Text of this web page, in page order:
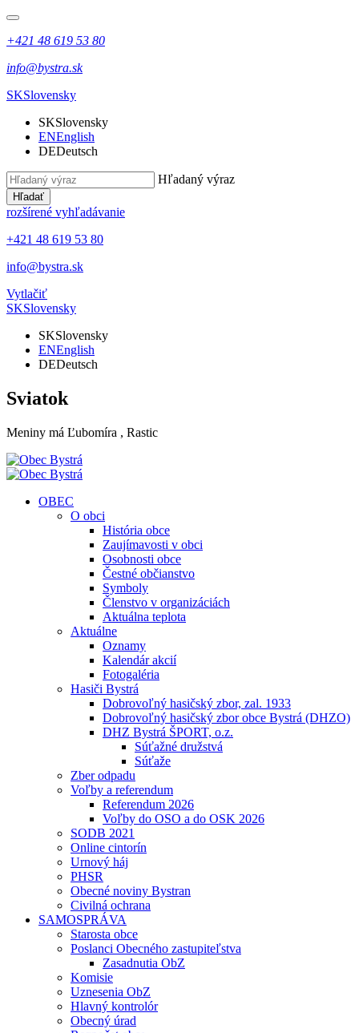
+421 48 619 53 80
info@bystra.sk
SKSlovensky
SKSlovensky
ENEnglish
DEDeutsch
Hľadaný výraz
Hľadať
rozšírené vyhľadávanie
+421 48 619 53 80
info@bystra.sk
Vytlačiť
SKSlovensky
SKSlovensky
ENEnglish
DEDeutsch
Sviatok
Meniny má Ľubomíra , Rastic
OBEC
O obci
História obce
Zaujímavosti v obci
Osobnosti obce
Čestné občianstvo
Symboly
Členstvo v organizáciách
Aktuálna teplota
Aktuálne
Oznamy
Kalendár akcií
Fotogaléria
Hasiči Bystrá
Dobrovoľný hasičský zbor, zal. 1933
Dobrovoľný hasičský zbor obce Bystrá (DHZO)
DHZ Bystrá ŠPORT, o.z.
Súťažné družstvá
Súťaže
Zber odpadu
Voľby a referendum
Referendum 2026
Voľby do OSO a do OSK 2026
SODB 2021
Online cintorín
Urnový háj
PHSR
Obecné noviny Bystran
Civilná ochrana
SAMOSPRÁVA
Starosta obce
Poslanci Obecného zastupiteľstva
Zasadnutia ObZ
Komisie
Uznesenia ObZ
Hlavný kontrolór
Obecný úrad